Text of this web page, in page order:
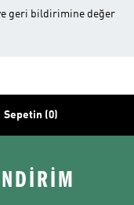
geri bildirimine değer
Sepetin (0)